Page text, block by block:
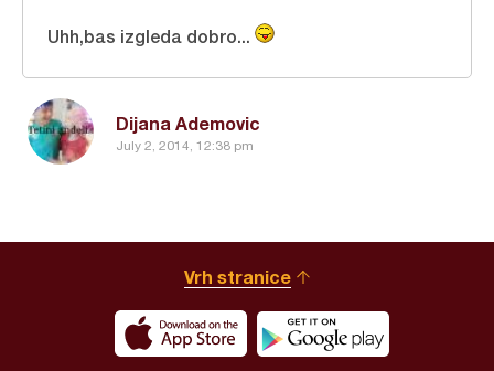
Dijana Ademovic
July 2, 2014, 12:38 pm
Uhh,bas izgleda dobro...
Vrh stranice